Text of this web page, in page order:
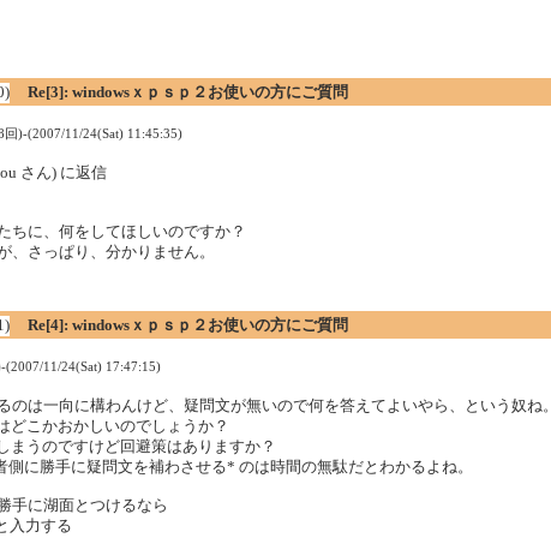
Re[3]: windowsｘｐｓｐ２お使いの方にご質問
回)-(2007/11/24(Sat) 11:45:35)
さん) に返信
ちに、何をしてほしいのですか？
、さっぱり、分かりません。
Re[4]: windowsｘｐｓｐ２お使いの方にご質問
(2007/11/24(Sat) 17:47:15)
のは一向に構わんけど、疑問文が無いので何を答えてよいやら、という奴ね。
どこかおかしいのでしょうか？
まうのですけど回避策はありますか？
側に勝手に疑問文を補わさせる* のは時間の無駄だとわかるよね。
手に湖面とつけるなら
入力する